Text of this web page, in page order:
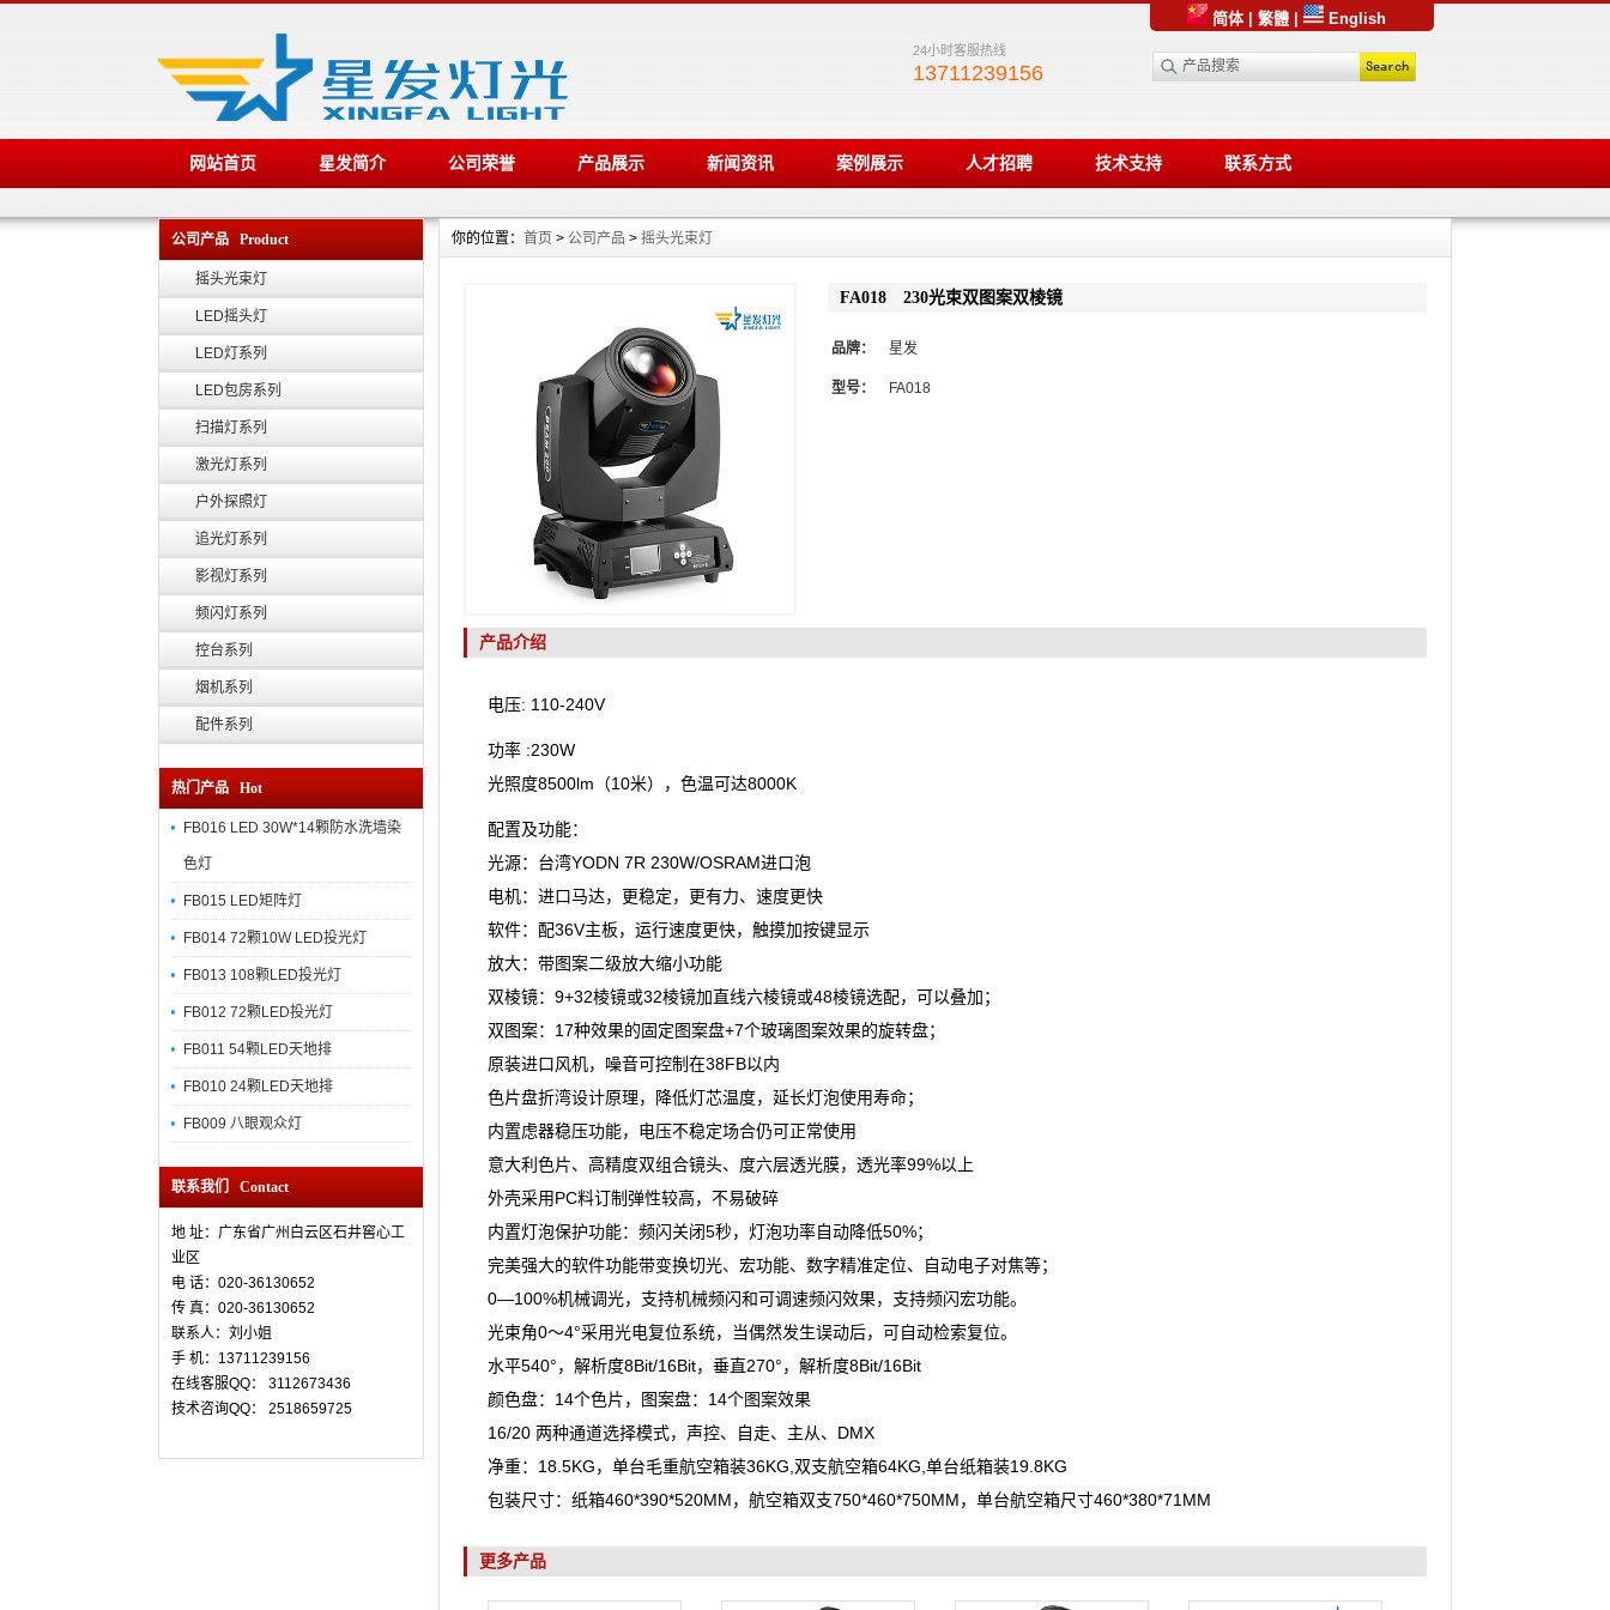
简体| 繁體| English
24小时客服热线
13711239156
网站首页 星发简介 公司荣誉 产品展示 新闻资讯 案例展示 人才招聘 技术支持 联系方式
公司产品 Product
摇头光束灯
LED摇头灯
LED灯系列
LED包房系列
扫描灯系列
激光灯系列
户外探照灯
追光灯系列
影视灯系列
频闪灯系列
控台系列
烟机系列
配件系列
热门产品 Hot
FB016 LED 30W*14颗防水洗墙染
色灯
FB015 LED矩阵灯
FB014 72颗10W LED投光灯
FB013 108颗LED投光灯
FB012 72颗LED投光灯
FB011 54颗LED天地排
FB010 24颗LED天地排
FB009 八眼观众灯
联系我们 Contact
地 址：广东省广州白云区石井窖心工
业区
电 话：020-36130652
传 真： 020-36130652
联系人：刘小姐
手 机：13711239156
在线客服QQ： 3112673436
技术咨询QQ： 2518659725
你的位置： 首页 > 公司产品 > 摇头光束灯
FA018 230光束双图案双棱镜
品牌： 星发
型号： FA018
产品介绍
电压: 110-240V
功率 :230W
光照度8500lm（10米），色温可达8000K
配置及功能：
光源：台湾YODN 7R 230W/OSRAM进口泡
电机：进口马达，更稳定，更有力、速度更快
软件：配36V主板，运行速度更快，触摸加按键显示
放大：带图案二级放大缩小功能
双棱镜：9+32棱镜或32棱镜加直线六棱镜或48棱镜选配，可以叠加；
双图案：17种效果的固定图案盘+7个玻璃图案效果的旋转盘；
原装进口风机，噪音可控制在38FB以内
色片盘折湾设计原理，降低灯芯温度，延长灯泡使用寿命；
内置虑器稳压功能，电压不稳定场合仍可正常使用
意大利色片、高精度双组合镜头、度六层透光膜，透光率99%以上
外壳采用PC料订制弹性较高，不易破碎
内置灯泡保护功能：频闪关闭5秒，灯泡功率自动降低50%；
完美强大的软件功能带变换切光、宏功能、数字精准定位、自动电子对焦等；
0—100%机械调光，支持机械频闪和可调速频闪效果，支持频闪宏功能。
光束角0～4°采用光电复位系统，当偶然发生误动后，可自动检索复位。
水平540°，解析度8Bit/16Bit，垂直270°，解析度8Bit/16Bit
颜色盘：14个色片，图案盘：14个图案效果
16/20 两种通道选择模式，声控、自走、主从、DMX
净重：18.5KG，单台毛重航空箱装36KG,双支航空箱64KG,单台纸箱装19.8KG
包装尺寸：纸箱460*390*520MM，航空箱双支750*460*750MM，单台航空箱尺寸460*380*71MM
更多产品